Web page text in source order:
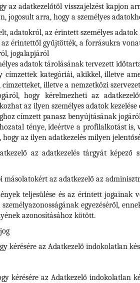
az adatkezelőtől visszajelzést kapjon
jogosult arra, hogy a személyes
adatokról, az érintett személyes
érintettől gyűjtötték, a forrásukra
jogalapjáról
adatok tárolásának tervezett
címzettek kategóriái, akikkel, illetve
illetve a nemzetközi
hogy kérelmezheti az
az ilyen személyes adatok kezelése
címzett panasz benyújtásának
ténye, ideértve a profilalkotást
az ilyen adatkezelés milyen
az adatkezelés tárgyát képező
az adatkezelő az
teljesülése és az érintett jogainak
egyezéséről,
azonosításához kötött.
kérésére az Adatkezelő indokolatlan
kérésére az Adatkezelő indokolatlan